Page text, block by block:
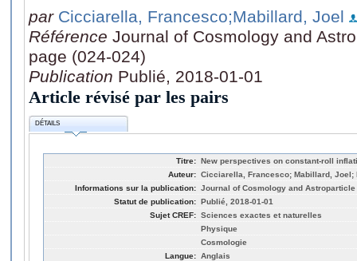
par Cicciarella, Francesco;Mabillard, Joel
Référence Journal of Cosmology and
page (024-024)
Publication Publié, 2018-01-01
Article révisé par les pairs
DÉTAILS
Titre: New perspectives on constant-roll
Auteur: Cicciarella, Francesco; Mabillard, Joel;
Informations sur la publication: Journal of Cosmology and
Statut de publication: Publié, 2018-01-01
Sujet CREF: Sciences exactes et naturelles
Physique
Cosmologie
Langue: Anglais